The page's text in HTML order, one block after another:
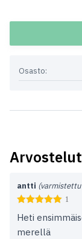
Osasto:
1
antti
Heti
merellä